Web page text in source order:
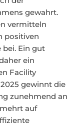
gewahrt.
vermitteln
positiven
Ein gut
ein
Facility
gewinnt die
zunehmend an
auf